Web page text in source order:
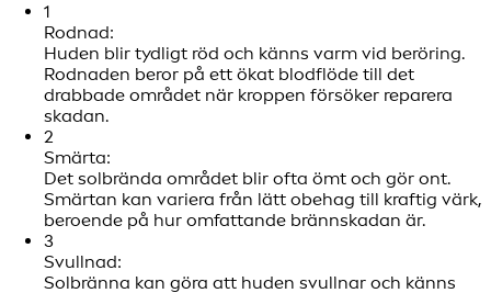
1
Rodnad:
Huden blir tydligt röd och känns varm vid beröring.
Rodnaden beror på ett ökat blodflöde till det
drabbade området när kroppen försöker reparera
skadan.
2
Smärta:
Det solbrända området blir ofta ömt och gör ont.
Smärtan kan variera från lätt obehag till kraftig värk,
beroende på hur omfattande brännskadan är.
3
Svullnad:
Solbränna kan göra att huden svullnar och känns